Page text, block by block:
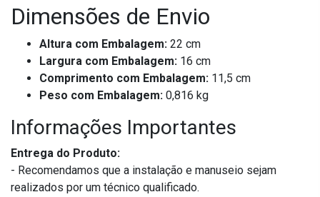
Dimensões de Envio
Altura com Embalagem: 22 cm
Largura com Embalagem: 16 cm
Comprimento com Embalagem: 11,5 cm
Peso com Embalagem: 0,816 kg
Informações Importantes
Entrega do Produto:
- Recomendamos que a instalação e manuseio sejam
realizados por um técnico qualificado.